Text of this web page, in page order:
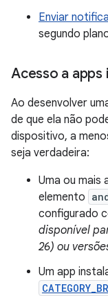
Enviar
segundo
Acesso a apps
Ao desenvolver
de que ela não
dispositivo, a
seja verdadeira:
Uma ou mais
elemento
configurado
disponível
26) ou
Um app